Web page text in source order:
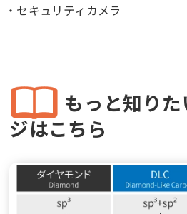
セキュリティカメラ
もっと知り
ジはこちら